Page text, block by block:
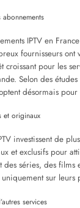
IPTV en
fournisseurs ont
croissant pour les
Selon des
désormais pour
et originaux
investissent de
et exclusifs pour
des séries, des films
sur leurs
services